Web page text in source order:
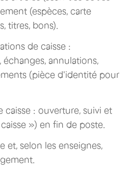
(espèces, carte
titres, bons).
de caisse :
annulations,
(pièce d'identité pour
caisse : ouverture, suivi et
») en fin de poste.
et, selon les enseignes,